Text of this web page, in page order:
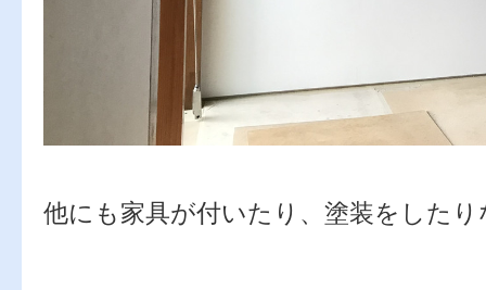
他にも家具が付いたり、塗装をしたり